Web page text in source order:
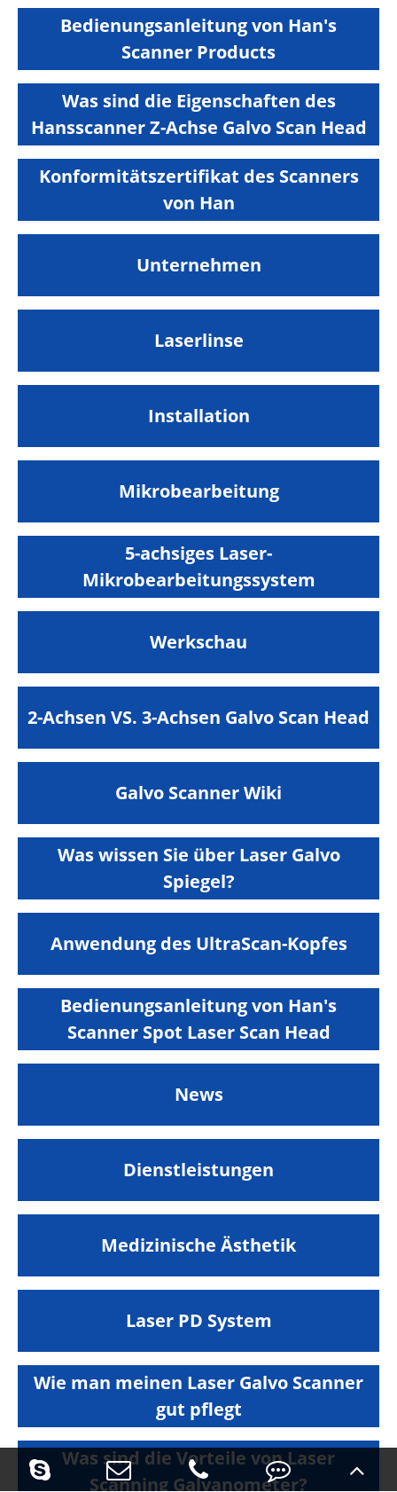
Bedienungsanleitung von Han's
Scanner Products
Was sind die Eigenschaften des
Hansscanner Z-Achse Galvo Scan Head
Konformitätszertifikat des Scanners
von Han
Unternehmen
Laserlinse
Installation
Mikrobearbeitung
5-achsiges Laser-
Mikrobearbeitungssystem
Werkschau
2-Achsen VS. 3-Achsen Galvo Scan Head
Galvo Scanner Wiki
Was wissen Sie über Laser Galvo
Spiegel?
Anwendung des UltraScan-Kopfes
Bedienungsanleitung von Han's
Scanner Spot Laser Scan Head
News
Dienstleistungen
Medizinische Ästhetik
Laser PD System
Wie man meinen Laser Galvo Scanner
gut pflegt
Was sind die Vorteile von Laser
Scanning Galvanometer?